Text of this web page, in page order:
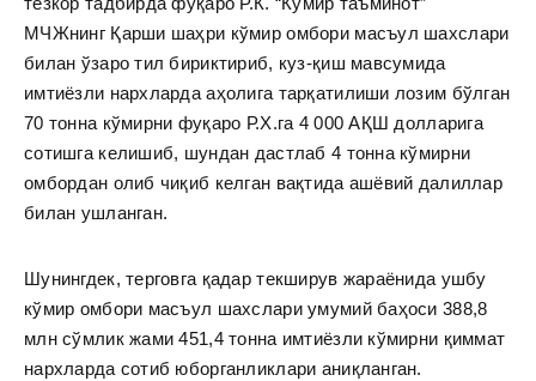
МЧЖнинг Қарши шаҳри кўмир омбори масъул шахслари
билан ўзаро тил бириктириб, куз-қиш мавсумида
имтиёзли нархларда аҳолига тарқатилиши лозим бўлган
70 тонна кўмирни фуқаро Р.Х.га 4 000 АҚШ долларига
сотишга келишиб, шундан дастлаб 4 тонна кўмирни
омбордан олиб чиқиб келган вақтида ашёвий далиллар
билан ушланган.
Шунингдек, терговга қадар текширув жараёнида ушбу
кўмир омбори масъул шахслари умумий баҳоси 388,8
млн сўмлик жами 451,4 тонна имтиёзли кўмирни қиммат
нархларда сотиб юборганликлари аниқланган.